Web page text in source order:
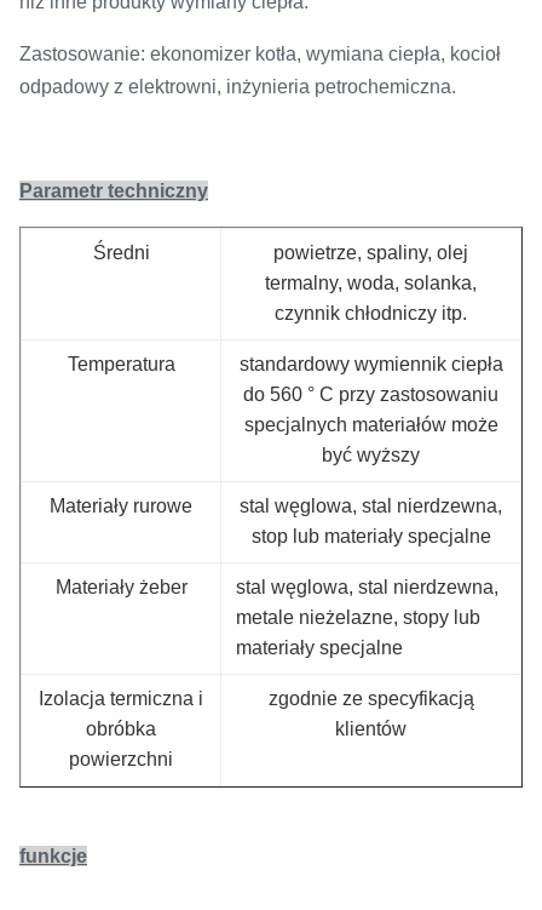
Zastosowanie: ekonomizer kotła, wymiana ciepła, kocioł
odpadowy z elektrowni, inżynieria petrochemiczna.
Parametr techniczny
Średni
powietrze, spaliny, olej
termalny, woda, solanka,
czynnik chłodniczy itp.
Temperatura
standardowy wymiennik ciepła
do 560 ° C przy zastosowaniu
specjalnych materiałów może
być wyższy
Materiały rurowe
stal węglowa, stal nierdzewna,
stop lub materiały specjalne
Materiały żeber
stal węglowa, stal nierdzewna,
metale nieżelazne, stopy lub
materiały specjalne
Izolacja termiczna i
obróbka
powierzchni
zgodnie ze specyfikacją
klientów
funkcje